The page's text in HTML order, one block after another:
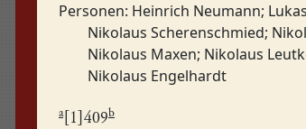
Personen: Heinrich Neumann;
Nikolaus Scherenschmied;
Nikolaus Maxen; Nikolaus
Nikolaus Engelhardt
a[1]409b